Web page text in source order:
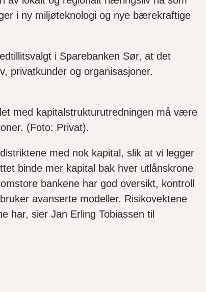
i ny miljøteknologi og nye bærekraftige
i Sparebanken Sør, at det
privatkunder og organisasjoner.
med kapitalstrukturutredningen må være
(Foto: Privat).
med nok kapital, slik at vi legger
binde mer kapital bak hver utlånskrone
bankene har god oversikt, kontroll
avanserte modeller. Risikovektene
har, sier Jan Erling Tobiassen til